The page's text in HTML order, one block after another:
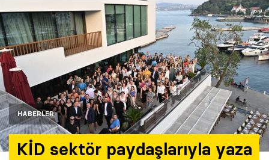
HABERLER
KİD sektör paydaşlarıyla yaza
Araştırma